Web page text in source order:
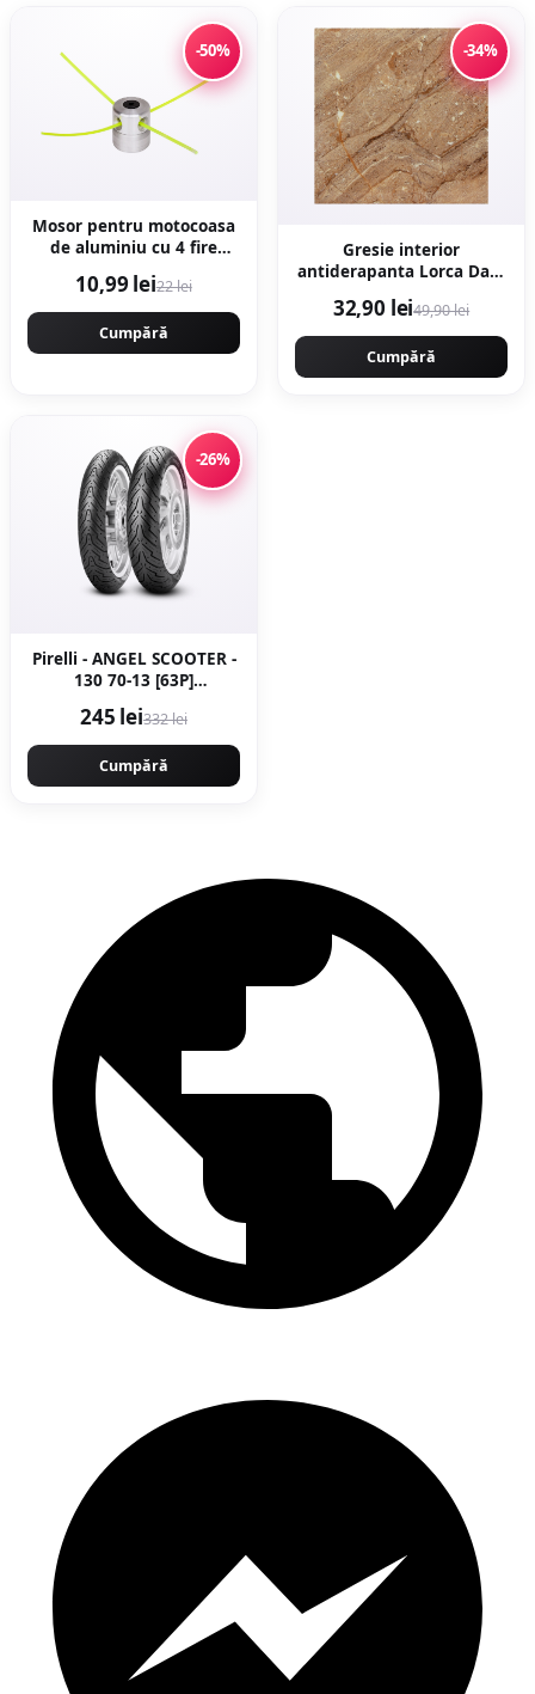
-50%
Mosor pentru motocoasa
de aluminiu cu 4 fire
CMP1594
10,99 lei22 lei
Cumpără
-34%
Gresie interior
antiderapanta Lorca Dark
tip marmura
32,90 lei49,90 lei
Cumpără
-26%
Pirelli - ANGEL SCOOTER -
130 70-13 [63P]
Inaltime 70 Janta 13 -
Copie
245 lei332 lei
Cumpără